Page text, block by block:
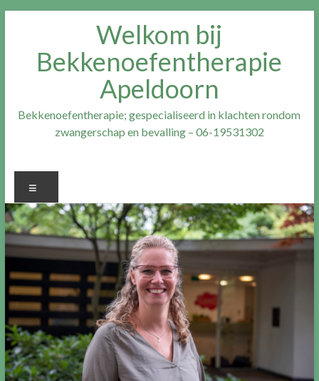
Welkom bij
Bekkenoefentherapie
Apeldoorn
Bekkenoefentherapie; gespecialiseerd in klachten rondom
zwangerschap en bevalling – 06-19531302